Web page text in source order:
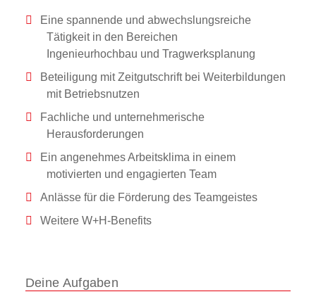
Eine spannende und abwechslungsreiche
Tätigkeit in den Bereichen
Ingenieurhochbau und Tragwerksplanung
Beteiligung mit Zeitgutschrift bei Weiterbildungen
mit Betriebsnutzen
Fachliche und unternehmerische
Herausforderungen
Ein angenehmes Arbeitsklima in einem
motivierten und engagierten Team
Anlässe für die Förderung des Teamgeistes
Weitere W+H-Benefits
Deine Aufgaben